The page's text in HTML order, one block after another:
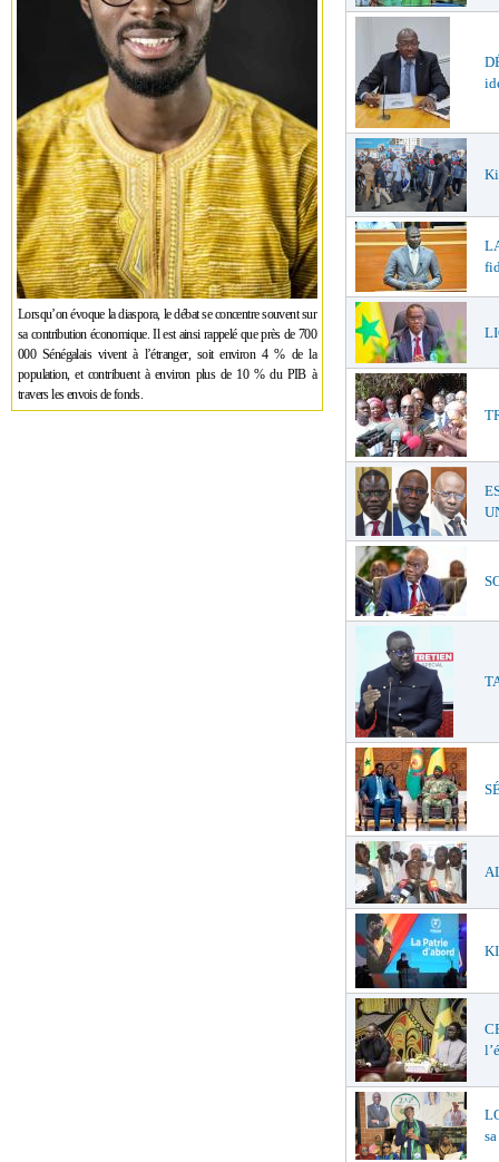
Lorsqu’on évoque la diaspora, le débat se concentre souvent sur
sa contribution économique. Il est ainsi rappelé que près de 700
000 Sénégalais vivent à l’étranger, soit environ 4 % de la
population, et contribuent à environ plus de 10 % du PIB à
travers les envois de fonds.